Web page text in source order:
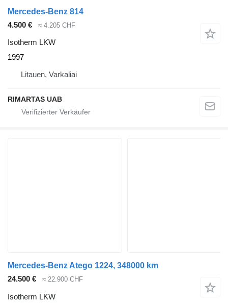
Mercedes-Benz 814
4.500 €
≈ 4.205 CHF
Isotherm LKW
1997
Litauen, Varkaliai
RIMARTAS UAB
Mercedes-Benz Atego 1224, 348000 km
24.500 €
≈ 22.900 CHF
Isotherm LKW